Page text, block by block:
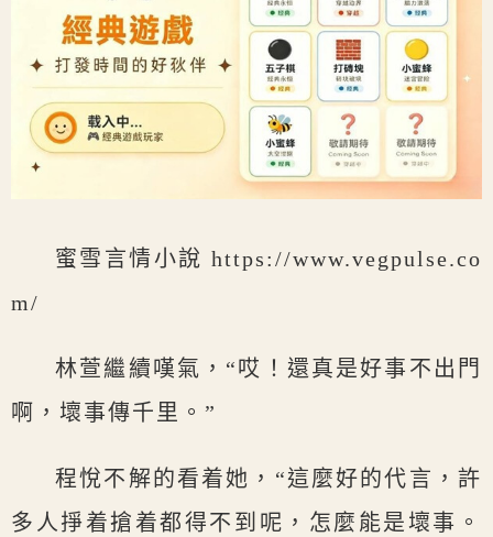
蜜雪言情小說 https://www.vegpulse.co
m/
林萱繼續嘆氣，“哎！還真是好事不出門
啊，壞事傳千里。”
程悅不解的看着她，“這麼好的代言，許
多人掙着搶着都得不到呢，怎麼能是壞事。